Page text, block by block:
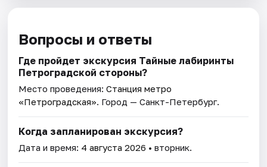
Вопросы и ответы
Где пройдет экскурсия Тайные лабиринты
Петроградской стороны?
Место проведения:Станция метро
«Петроградская». Город — Санкт-Петербург.
Когда запланирован экскурсия?
Дата и время: 4 августа 2026 • вторник.